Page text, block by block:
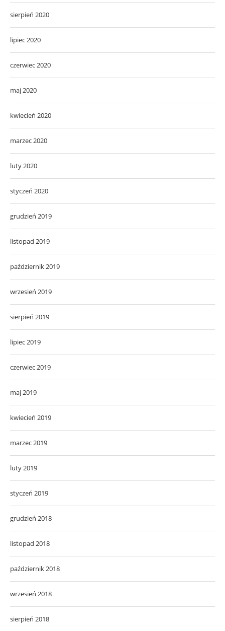
sierpień 2020
lipiec 2020
czerwiec 2020
maj 2020
kwiecień 2020
marzec 2020
luty 2020
styczeń 2020
grudzień 2019
listopad 2019
październik 2019
wrzesień 2019
sierpień 2019
lipiec 2019
czerwiec 2019
maj 2019
kwiecień 2019
marzec 2019
luty 2019
styczeń 2019
grudzień 2018
listopad 2018
październik 2018
wrzesień 2018
sierpień 2018